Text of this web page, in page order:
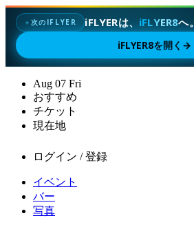
✦ 次のIFLYER iFLYERは、 iFLYER8へ。
iFLYER8を開く →
Aug 07 Fri
おすすめ
チケット
現在地
ログイン / 登録
イベント
バー
写真